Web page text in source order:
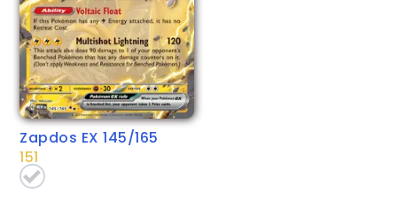
Zapdos EX 145/165
151